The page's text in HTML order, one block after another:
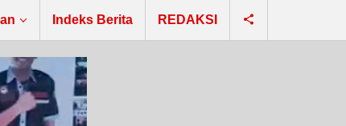
Indeks Berita REDAKSI